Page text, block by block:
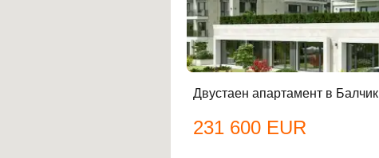
Двустаен апартамент в Балчик
231 600 EUR